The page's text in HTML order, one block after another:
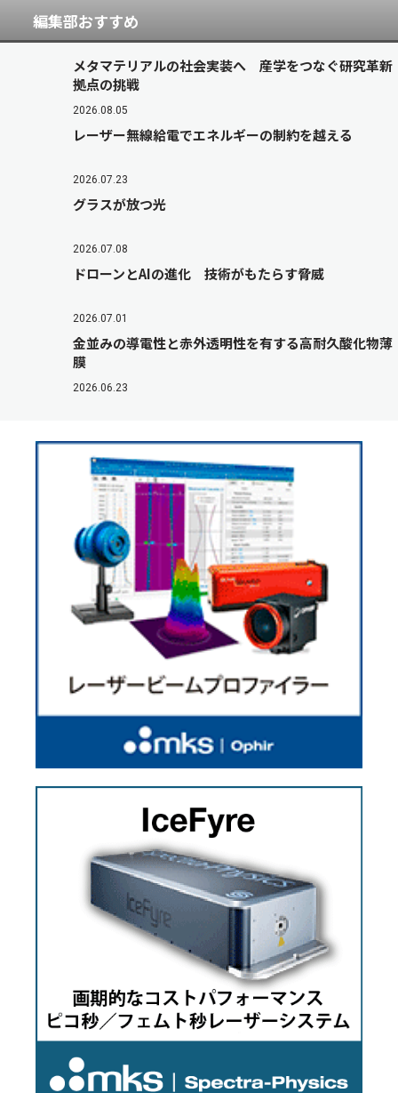
編集部おすすめ
メタマテリアルの社会実装へ 産学をつなぐ研究革新
拠点の挑戦
2026.08.05
レーザー無線給電でエネルギーの制約を越える
2026.07.23
グラスが放つ光
2026.07.08
ドローンとAIの進化 技術がもたらす脅威
2026.07.01
金並みの導電性と赤外透明性を有する高耐久酸化物薄
膜
2026.06.23